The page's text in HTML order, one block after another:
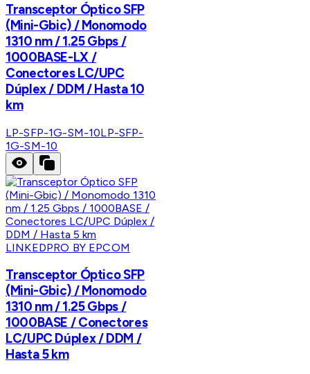
Transceptor Óptico SFP
(Mini-Gbic) / Monomodo
1310 nm / 1.25 Gbps /
1000BASE-LX /
Conectores LC/UPC
Dúplex / DDM / Hasta 10
km
LP-SFP-1G-SM-10LP-SFP-
1G-SM-10
LINKEDPRO BY EPCOM
Transceptor Óptico SFP
(Mini-Gbic) / Monomodo
1310 nm / 1.25 Gbps /
1000BASE / Conectores
LC/UPC Dúplex / DDM /
Hasta 5 km